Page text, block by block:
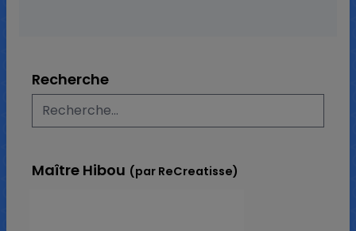
Recherche
Maître Hibou (par ReCreatisse)